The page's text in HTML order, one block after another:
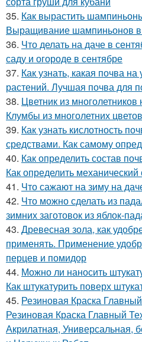
35. Как вырастить
Выращивание шампиньонов
36. Что делать на даче в
саду и огороде в сентябре
37. Как узнать, какая почва на
растений. Лучшая почва для
38. Цветник из
Клумбы из многолетних
39. Как узнать кислотность
средствами. Как самому
40. Как определить состав
Как определить
41. Что сажают на зиму на
42. Что можно сделать из
зимних заготовок из яблок-
43. Древесная зола, как
применять. Применение
перцев и помидор
44. Можно ли наносить
Как штукатурить поверх
45. Резиновая Краска
Резиновая Краска Главный
Акрилатная, Универсальная,